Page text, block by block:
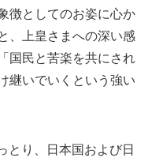
徴としてのお姿に心か
、上皇さまへの深い感
国民と苦楽を共にされ
継いでいくという強い
とり、日本国および日